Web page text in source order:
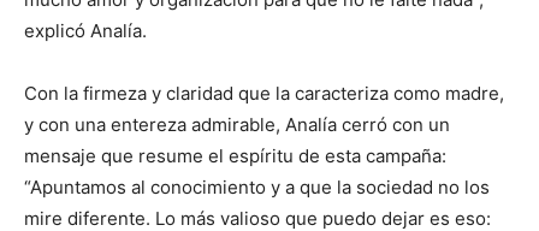
explicó Analía.
Con la firmeza y claridad que la caracteriza como madre,
y con una entereza admirable, Analía cerró con un
mensaje que resume el espíritu de esta campaña:
“Apuntamos al conocimiento y a que la sociedad no los
mire diferente. Lo más valioso que puedo dejar es eso: